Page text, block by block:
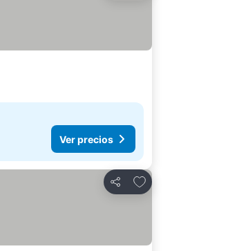
Ver precios
Compartir
Agregar a favoritos